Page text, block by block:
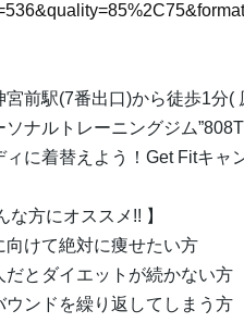
宮前駅(7番出口)から徒歩1分
ソナルトレーニングジム
ィに着替えよう！Get Fitキャ
な方にオススメ!! 】
けて絶対に痩せたい方
とダイエットが続かない方
ンドを繰り返してしまう方